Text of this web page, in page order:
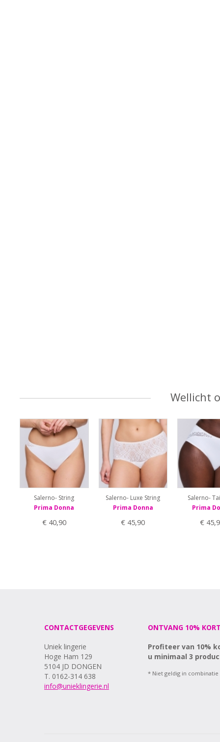
Wellicht
Salerno- String
Prima Donna
€ 40,90
Salerno- Luxe String
Prima Donna
€ 45,90
Salerno-
Prima
€
CONTACTGEGEVENS
Uniek lingerie
Hoge Ham 129
5104 JD DONGEN
T. 0162-314 638
info@unieklingerie.nl
ONTVANG 10%
Profiteer van 10%
u minimaal 3
* Niet geldig in